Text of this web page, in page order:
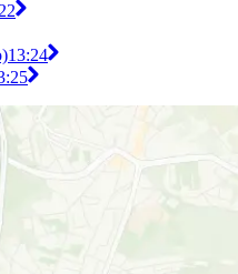
13:24